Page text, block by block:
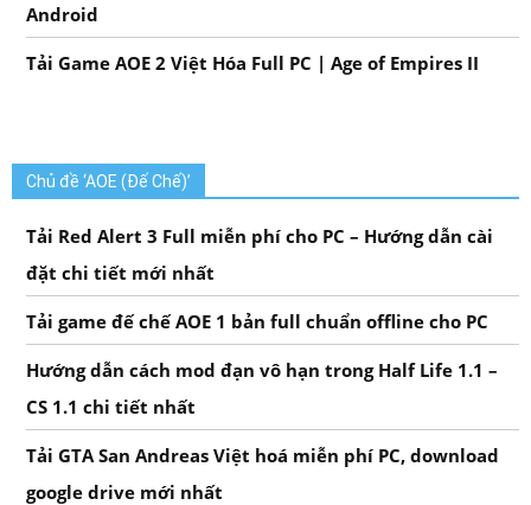
Android
Tải Game AOE 2 Việt Hóa Full PC | Age of Empires II
Chủ đề ‘AOE (Đế Chế)’
Tải Red Alert 3 Full miễn phí cho PC – Hướng dẫn cài
đặt chi tiết mới nhất
Tải game đế chế AOE 1 bản full chuẩn offline cho PC
Hướng dẫn cách mod đạn vô hạn trong Half Life 1.1 –
CS 1.1 chi tiết nhất
Tải GTA San Andreas Việt hoá miễn phí PC, download
google drive mới nhất